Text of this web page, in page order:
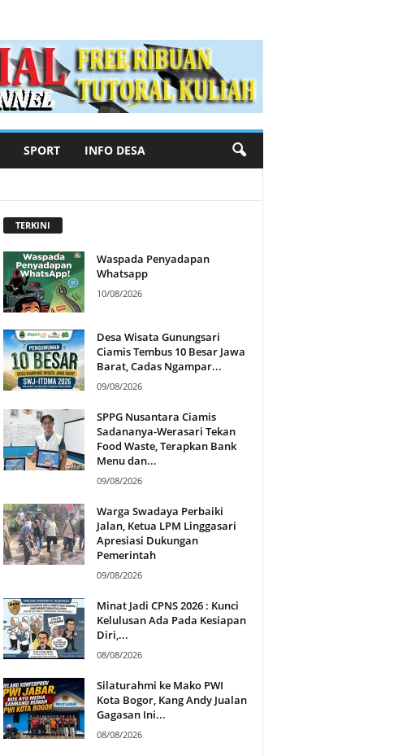
SPORT INFO DESA
TERKINI
Waspada Penyadapan
Whatsapp
10/08/2026
Desa Wisata Gunungsari
Ciamis Tembus 10 Besar Jawa
Barat, Cadas Ngampar...
09/08/2026
SPPG Nusantara Ciamis
Sadananya-Werasari Tekan
Food Waste, Terapkan Bank
Menu dan...
09/08/2026
Warga Swadaya Perbaiki
Jalan, Ketua LPM Linggasari
Apresiasi Dukungan
Pemerintah
09/08/2026
Minat Jadi CPNS 2026 : Kunci
Kelulusan Ada Pada Kesiapan
Diri,...
08/08/2026
Silaturahmi ke Mako PWI
Kota Bogor, Kang Andy Jualan
Gagasan Ini...
08/08/2026